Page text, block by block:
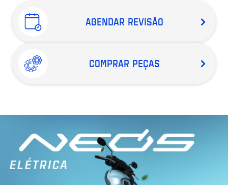
AGENDAR REVISÃO
COMPRAR PEÇAS